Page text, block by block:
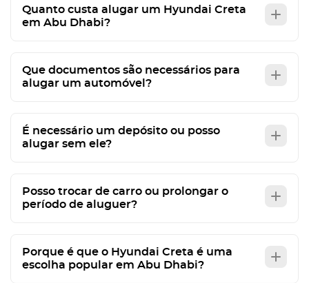
Quanto custa alugar um Hyundai Creta
em Abu Dhabi?
Que documentos são necessários para
alugar um automóvel?
É necessário um depósito ou posso
alugar sem ele?
Posso trocar de carro ou prolongar o
período de aluguer?
Porque é que o Hyundai Creta é uma
escolha popular em Abu Dhabi?